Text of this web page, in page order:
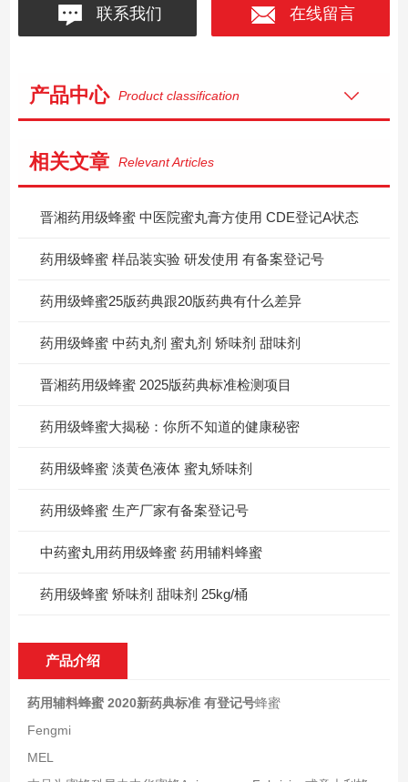
联系我们 在线留言
产品中心 Product classification
相关文章 Relevant Articles
晋湘药用级蜂蜜 中医院蜜丸膏方使用 CDE登记A状态
药用级蜂蜜 样品装实验 研发使用 有备案登记号
药用级蜂蜜25版药典跟20版药典有什么差异
药用级蜂蜜 中药丸剂 蜜丸剂 矫味剂 甜味剂
晋湘药用级蜂蜜 2025版药典标准检测项目
药用级蜂蜜大揭秘：你所不知道的健康秘密
药用级蜂蜜 淡黄色液体 蜜丸矫味剂
药用级蜂蜜 生产厂家有备案登记号
中药蜜丸用药用级蜂蜜 药用辅料蜂蜜
药用级蜂蜜 矫味剂 甜味剂 25kg/桶
产品介绍
药用辅料蜂蜜 2020新药典标准 有登记号蜂蜜
Fengmi
MEL